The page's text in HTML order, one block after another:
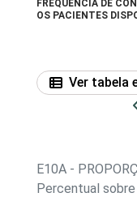
FREQUÊNCIA DE
OS PACIENTES
Ver tabela
E10A -
Percentual